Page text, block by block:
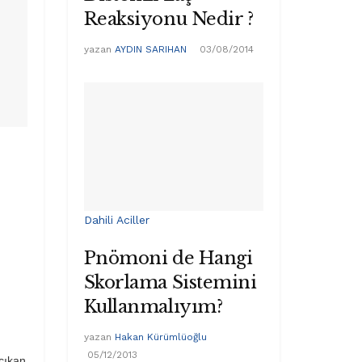
Reaksiyonu Nedir ?
yazan AYDIN SARIHAN 03/08/2014
Dahili Aciller
Pnömoni de Hangi
Skorlama Sistemini
Kullanmalıyım?
yazan Hakan Kürümlüoğlu
05/12/2013